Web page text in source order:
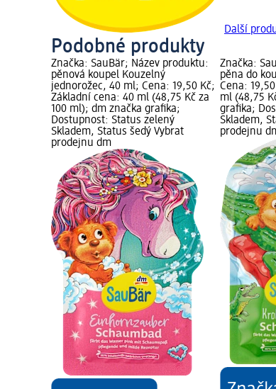
Další
Podobné produkty
Značka: SauBär; Název produktu:
pěnová koupel Kouzelný
jednorožec, 40 ml; Cena: 19,50 Kč;
Základní cena: 40 ml (48,75 Kč za
100 ml); dm značka grafika;
Dostupnost: Status zelený
Skladem, Status šedý Vybrat
prodejnu dm
Značka:
pěna do
Cena:
ml (48,75
grafika;
Skladem,
prodejnu